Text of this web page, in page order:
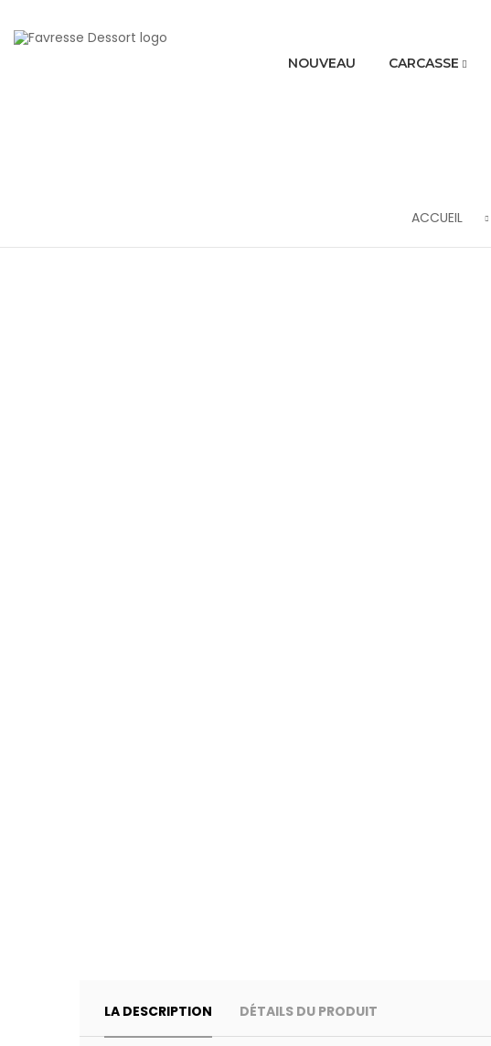
NOUVEAU CARCASSE
ACCUEIL
LA DESCRIPTION DÉTAILS DU PRODUIT